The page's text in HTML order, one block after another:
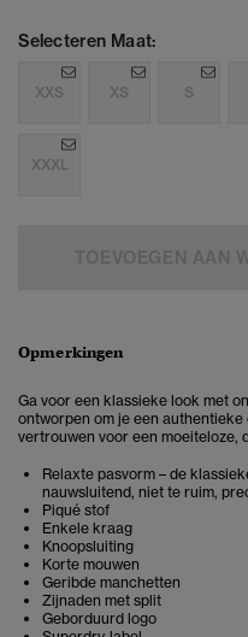
Selecteren Maat:
XXS XS S
XXXL
Opmerkingen
Ga voor een klassieke look met
ontworpen om je een
vertrouwen voor een moeiteloze,
Relaxte pasvorm – de
nauwsluitend, niet te ruim,
Piqué stof
Enkele kraag
Knoopsluiting
Korte mouwen
Geribde manchetten
Zijnaden met split
Geborduurd logo